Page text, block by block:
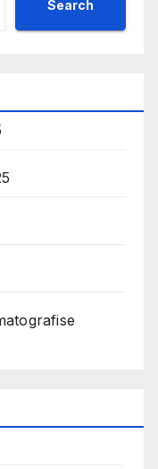
Search